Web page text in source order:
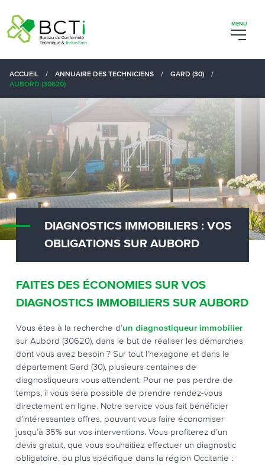
ACCUEIL / ANNUAIRE DES TECHNICIENS / GARD (30)
/
AUBORD (30620)
DIAGNOSTICS IMMOBILIERS : VOS
OBLIGATIONS SUR AUBORD
FAITES DES ÉCONOMIES SUR VOS
DIAGNOSTICS IMMOBILIERS SUR AUBORD
Vous êtes à la recherche d’un diagnostiqueur immobilier
sur Aubord (30620), dans le but de réaliser les démarches
dont vous avez besoin ? Sur tout l’hexagone et dans le
département Gard (30), plusieurs centaines de
diagnostiqueurs vous attendent. Pour ne pas perdre de
temps, il vous sera possible de prendre rendez-vous
directement en ligne. Notre service vous fait bénéficier
d’intéressantes offres, pouvant vous faire économiser
jusqu’à 35% sur vos interventions. Vous profiterez d’un
devis gratuit, que vous souhaitiez effectuer un diagnostic
obligatoire, ou plus spécifique dans la région Occitanie :